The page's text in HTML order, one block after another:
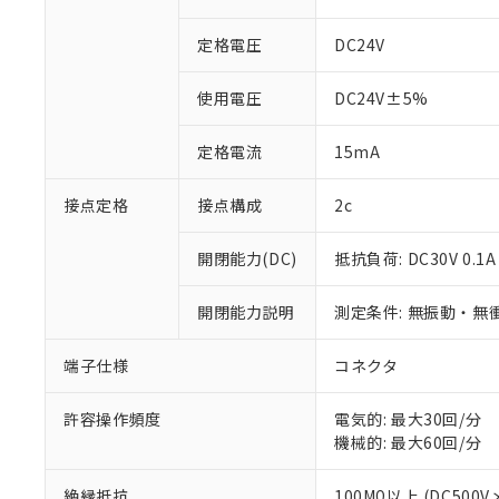
定格電圧 DC24V
使用電圧 DC24V±5%
定格電流 15mA
接点定格 接点構成 2c
開閉能力(DC) 抵抗負荷: DC30V 0.1A
開閉能力説明 測定条件: 無振動・
端子仕様 コネクタ
許容操作頻度
電気的: 最大30回/分
機械的: 最大60回/分
ご利用条件
以下の条件をお読
くものです。
当社制御機
在庫状況お
対応予定：EU
対応予定なし：
調査・確認中：
非該当品：ライセ
仕入先様の事情に
があります。
鉛(Pb) 1000ppm以下、
六価クロム(Cr(Ⅵ))
フタル酸ビス(2-エチル
ル（DBP） 1000ppm
但し、RoHS指令で産業
※1 中国
「○」：最大均質
「×」：最大均質
「－」：未確認で
*中国RoHS10物質の基
う）を輸出
などの必要な
当社は規制
記
説明